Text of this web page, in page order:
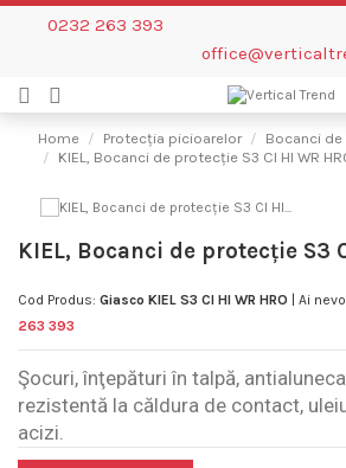
0232 263 393
Home Protecția picioarelor
Bocanci
KIEL, Bocanci de protecție S3 CI HI WR
KIEL, Bocanci de protecție S3
Cod Produs: Giasco KIEL S3 CI HI WR HRO | Ai
263 393
Şocuri, înţepături în talpă,
rezistentă la căldura de contact,
acizi.